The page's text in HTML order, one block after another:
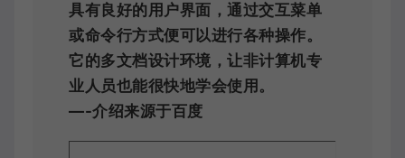
具有良好的用户界面，通过交互菜单
或命令行方式便可以进行各种操作。
它的多文档设计环境，让非计算机专
业人员也能很快地学会使用。
—-介绍来源于百度